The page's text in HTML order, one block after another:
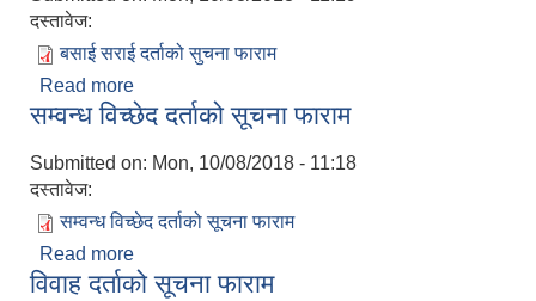
दस्तावेज:
बसाई सराई दर्ताको सुचना फाराम
Read more
सम्वन्ध विच्छेद दर्ताको सूचना फाराम
Submitted on: Mon, 10/08/2018 - 11:18
दस्तावेज:
सम्वन्ध विच्छेद दर्ताको सूचना फाराम
Read more
विवाह दर्ताको सूचना फाराम